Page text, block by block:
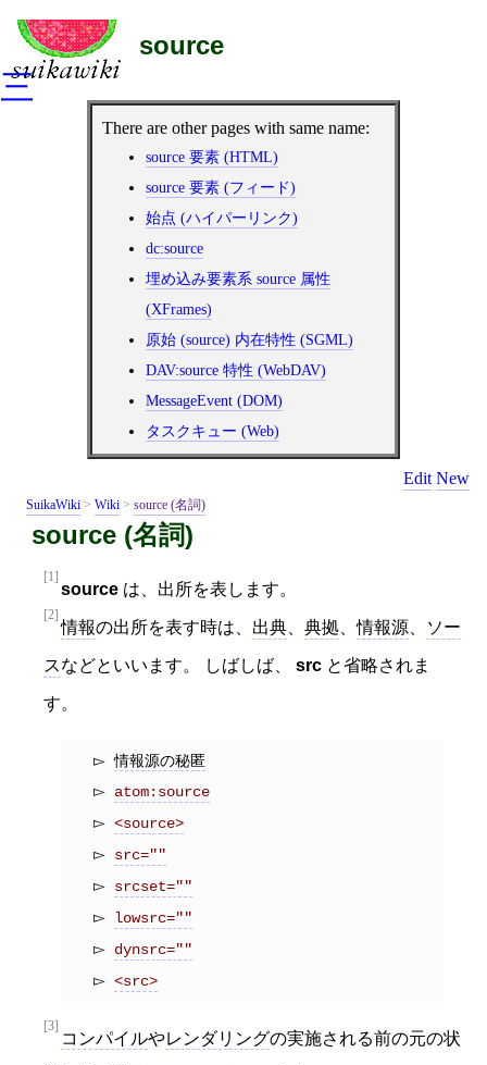
source
There are other pages with same name:
source 要素 (HTML)
source 要素 (フィード)
始点 (ハイパーリンク)
dc:source
埋め込み要素系 source 属性
(XFrames)
原始 (source) 内在特性 (SGML)
DAV:source 特性 (WebDAV)
MessageEvent (DOM)
タスクキュー (Web)
Edit New
SuikaWiki > Wiki > source (名詞)
source (名詞)
[1]
source は、出所を表します。
[2]
情報の出所を表す時は、 出典 典拠 、情報源 ソー
スなどといいます。 しばしば、 src と省略されま
す。
情報源の秘匿
atom:source
<source>
src=""
srcset=""
lowsrc=""
dynsrc=""
<src>
[3]
コンパイルやレンダリングの実施される前の元の状
三